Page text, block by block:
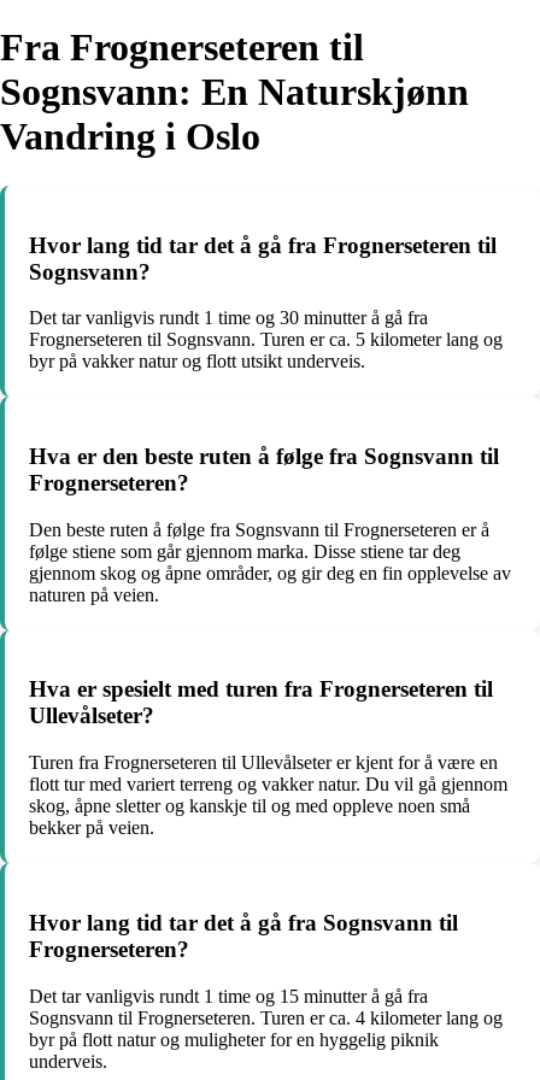
Fra Frognerseteren til
Sognsvann: En Naturskjønn
Vandring i Oslo
Hvor lang tid tar det å gå fra Frognerseteren til
Sognsvann?
Det tar vanligvis rundt 1 time og 30 minutter å gå fra
Frognerseteren til Sognsvann. Turen er ca. 5 kilometer lang og
byr på vakker natur og flott utsikt underveis.
Hva er den beste ruten å følge fra Sognsvann til
Frognerseteren?
Den beste ruten å følge fra Sognsvann til Frognerseteren er å
følge stiene som går gjennom marka. Disse stiene tar deg
gjennom skog og åpne områder, og gir deg en fin opplevelse av
naturen på veien.
Hva er spesielt med turen fra Frognerseteren til
Ullevålseter?
Turen fra Frognerseteren til Ullevålseter er kjent for å være en
flott tur med variert terreng og vakker natur. Du vil gå gjennom
skog, åpne sletter og kanskje til og med oppleve noen små
bekker på veien.
Hvor lang tid tar det å gå fra Sognsvann til
Frognerseteren?
Det tar vanligvis rundt 1 time og 15 minutter å gå fra
Sognsvann til Frognerseteren. Turen er ca. 4 kilometer lang og
byr på flott natur og muligheter for en hyggelig piknik
underveis.